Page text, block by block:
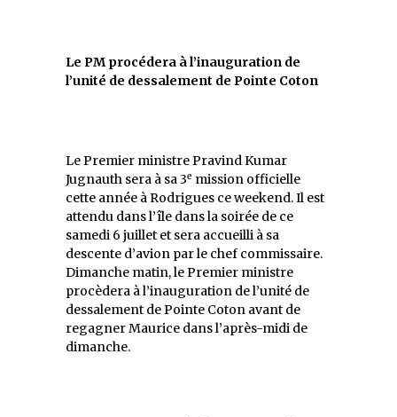
Le PM procédera à l’inauguration de
l’unité de dessalement de Pointe Coton
Le Premier ministre Pravind Kumar
Jugnauth sera à sa 3e mission officielle
cette année à Rodrigues ce weekend. Il est
attendu dans l’île dans la soirée de ce
samedi 6 juillet et sera accueilli à sa
descente d’avion par le chef commissaire.
Dimanche matin, le Premier ministre
procèdera à l’inauguration de l’unité de
dessalement de Pointe Coton avant de
regagner Maurice dans l’après-midi de
dimanche.